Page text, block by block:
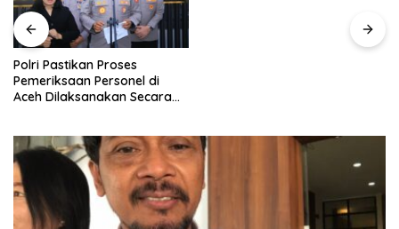
Polri Pastikan Proses
Pemeriksaan Personel di
Aceh Dilaksanakan Secara